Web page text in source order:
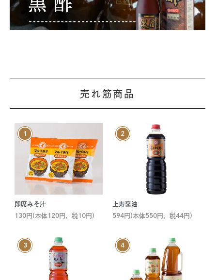
売れ筋商品
即席みそ汁
130円(本体120円、税10円)
上寿醤油
594円(本体550円、税44円)